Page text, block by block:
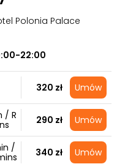
Polonia Palace
22:00
320 zł Umów
/ R
290 zł Umów
/
340 zł Umów